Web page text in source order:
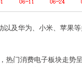
及华为、小米、苹果
门消费电子板块走势